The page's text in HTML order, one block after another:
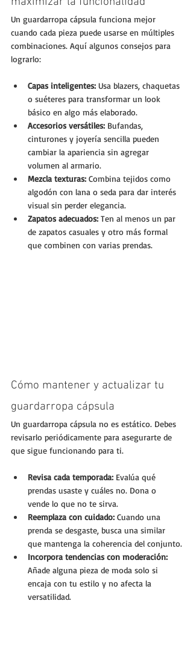
Un guardarropa cápsula funciona mejor
cuando cada pieza puede usarse en múltiples
combinaciones. Aquí algunos consejos para
lograrlo:
Capas inteligentes: Usa blazers, chaquetas
o suéteres para transformar un look
básico en algo más elaborado.
Accesorios versátiles: Bufandas,
cinturones y joyería sencilla pueden
cambiar la apariencia sin agregar
volumen al armario.
Mezcla texturas: Combina tejidos como
algodón con lana o seda para dar interés
visual sin perder elegancia.
Zapatos adecuados: Ten al menos un par
de zapatos casuales y otro más formal
que combinen con varias prendas.
Cómo mantener y actualizar tu
guardarropa cápsula
Un guardarropa cápsula no es estático. Debes
revisarlo periódicamente para asegurarte de
que sigue funcionando para ti.
Revisa cada temporada: Evalúa qué
prendas usaste y cuáles no. Dona o
vende lo que no te sirva.
Reemplaza con cuidado: Cuando una
prenda se desgaste, busca una similar
que mantenga la coherencia del conjunto.
Incorpora tendencias con moderación:
Añade alguna pieza de moda solo si
encaja con tu estilo y no afecta la
versatilidad.